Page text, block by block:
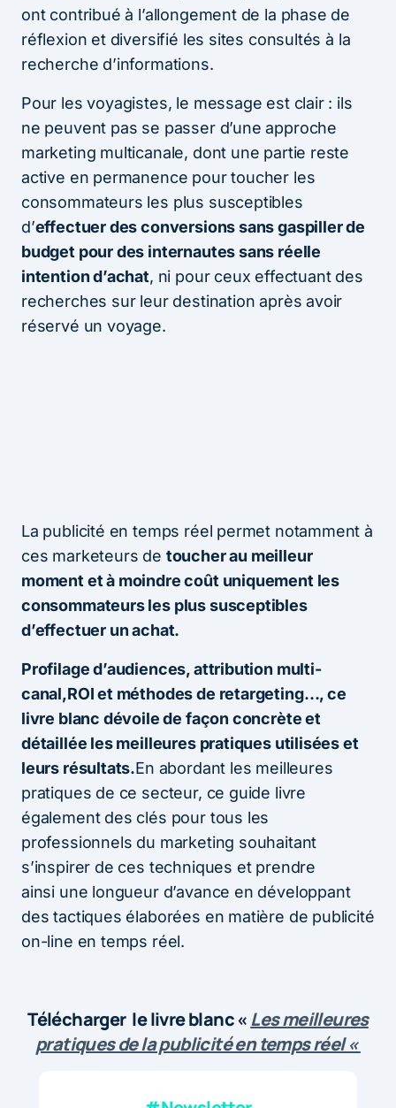
ont contribué à l’allongement de la phase de
réflexion et diversifié les sites consultés à la
recherche d’informations.
Pour les voyagistes, le message est clair : ils
ne peuvent pas se passer d’une approche
marketing multicanale, dont une partie reste
active en permanence pour toucher les
consommateurs les plus susceptibles
d’effectuer des conversions sans gaspiller de
budget pour des internautes sans réelle
intention d’achat, ni pour ceux effectuant des
recherches sur leur destination après avoir
réservé un voyage.
La publicité en temps réel permet notamment à
ces marketeurs de toucher au meilleur
moment et à moindre coût uniquement les
consommateurs les plus susceptibles
d’effectuer un achat.
Profilage d’audiences, attribution multi-
canal,ROI et méthodes de retargeting…, ce
livre blanc dévoile de façon concrète et
détaillée les meilleures pratiques utilisées et
leurs résultats.En abordant les meilleures
pratiques de ce secteur, ce guide livre
également des clés pour tous les
professionnels du marketing souhaitant
s’inspirer de ces techniques et prendre
ainsi une longueur d’avance en développant
des tactiques élaborées en matière de publicité
on-line en temps réel.
Télécharger le livre blanc «Les meilleures
pratiques de la publicité en temps réel «